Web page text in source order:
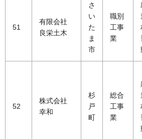
51
有限会社
良栄土木
さ
い
た
ま
市
職別
工事
業
52
株式会社
幸和
杉
戸
町
総合
工事
業